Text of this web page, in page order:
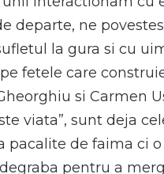
departe, ne
la gura si cu
fetele care
si Carmen
viata”, sunt deja
pacalite de faima ci o
pentru a